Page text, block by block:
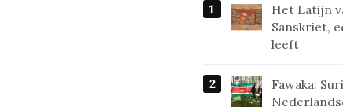
Het Latijn
Sanskriet,
leeft
Fawaka: